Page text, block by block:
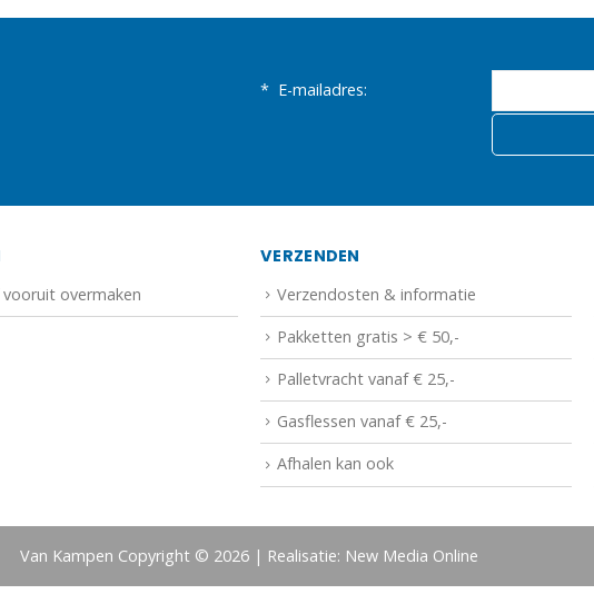
* E-mailadres:
overmaken
VERZENDEN
Verzendosten & informatie
Pakketten gratis > € 50,-
Palletvracht vanaf € 25,-
Gasflessen vanaf € 25,-
Afhalen kan ook
Van Kampen Copyright © 2026 | Realisatie: New Media Online